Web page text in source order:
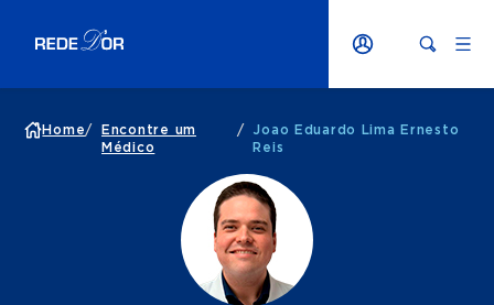
Home/
Encontre um
Médico
/
Joao Eduardo Lima Ernesto
Reis